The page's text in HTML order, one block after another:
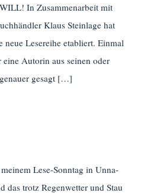
In Zusammenarbeit mit
Klaus Steinlage hat
neue Lesereihe etabliert. Einmal
Autorin aus seinen oder
gesagt […]
Lese-Sonntag in Unna-
das trotz Regenwetter und Stau